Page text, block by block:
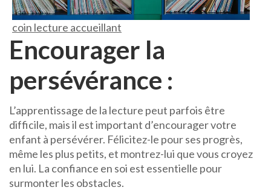
coin lecture accueillant
Encourager la
persévérance :
L’apprentissage de la lecture peut parfois être
difficile, mais il est important d’encourager votre
enfant à persévérer. Félicitez-le pour ses progrès,
même les plus petits, et montrez-lui que vous croyez
en lui. La confiance en soi est essentielle pour
surmonter les obstacles.